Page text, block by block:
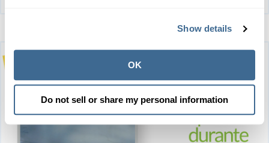
Show details
OK
Do not sell or share my personal information